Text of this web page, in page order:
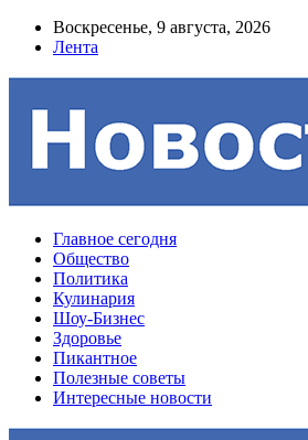
Воскресенье, 9 августа, 2026
Лента
Главное сегодня
Общество
Политика
Кулинария
Шоу-Бизнес
Здоровье
Пикантное
Полезные советы
Интересные новости